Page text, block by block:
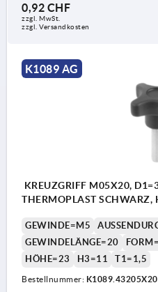
0,92 CHF
zzgl. MwSt.
zzgl. Versandkosten
K1089 AG
KREUZGRIFF M05X20,
THERMOPLAST SCHWARZ,
GEWINDE=M5
GEWINDELÄNGE=20
HÖHE=23
H3=11 T1=1,5
Bestellnummer: K1089.43205X20